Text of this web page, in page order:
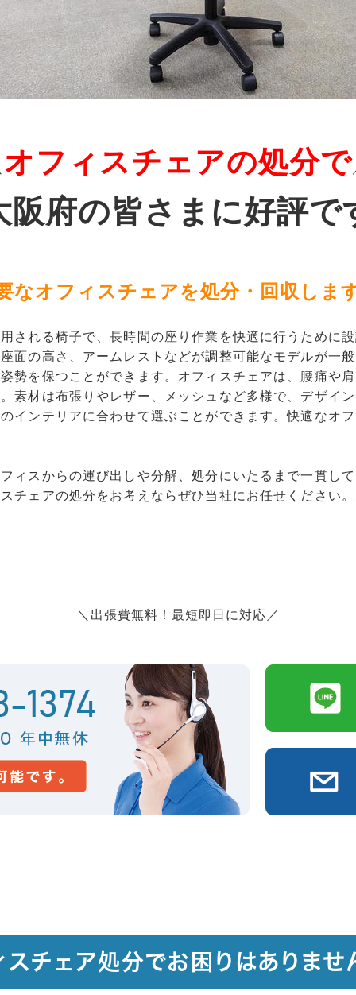
オフィスチェアの処分で
阪府の皆さまに好評で
なオフィスチェアを処分・回収しま
される椅子で、長時間の座り作業を快適に行うために
面の高さ、アームレストなどが調整可能なモデルが一
勢を保つことができます。オフィスチェアは、腰痛や
素材は布張りやレザー、メッシュなど多様で、デザイ
インテリアに合わせて選ぶことができます。快適なオ
ィスからの運び出しや分解、処分にいたるまで一貫し
チェアの処分をお考えならぜひ当社にお任せください
＼出張費無料！最短即日に対応／
スチェア処分でお困りはありませ